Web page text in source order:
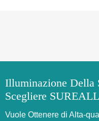
Illuminazione Della
Scegliere
Vuole Ottenere di Alta-